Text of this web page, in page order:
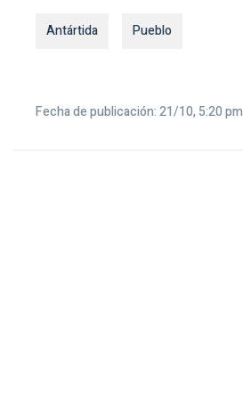
Antártida Pueblo
Fecha de publicación: 21/10, 5:20 pm